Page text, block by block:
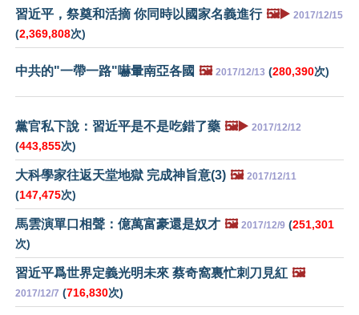
習近平，祭奠和活摘 你同時以國家名義進行 🖼️▶️ 2017/12/15
(2,369,808次)
中共的"一帶一路"嚇暈南亞各國 🖼️ 2017/12/13 (280,390次)
黨官私下說：習近平是不是吃錯了藥 🖼️▶️ 2017/12/12
(443,855次)
大科學家往返天堂地獄 完成神旨意(3) 🖼️ 2017/12/11
(147,475次)
馬雲演單口相聲：億萬富豪還是奴才 🖼️ 2017/12/9 (251,301
次)
習近平爲世界定義光明未來 蔡奇窩裏忙刺刀見紅 🖼️
2017/12/7 (716,830次)